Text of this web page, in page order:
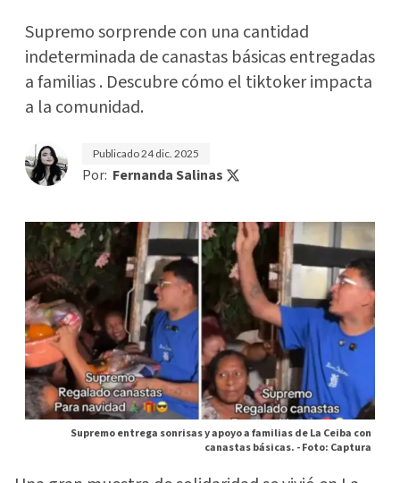
Supremo sorprende con una cantidad
indeterminada de canastas básicas entregadas
a familias . Descubre cómo el tiktoker impacta
a la comunidad.
Publicado24 dic. 2025
Por: Fernanda Salinas
Supremo entrega sonrisas y apoyo a familias de La Ceiba con
canastas básicas. -Foto: Captura